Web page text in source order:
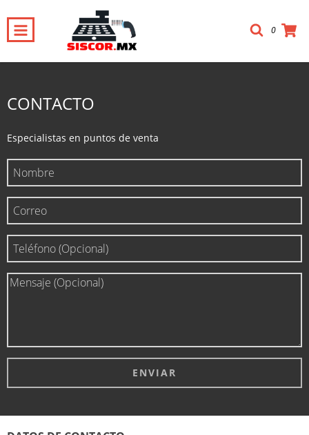
0
CONTACTO
Especialistas en puntos de venta